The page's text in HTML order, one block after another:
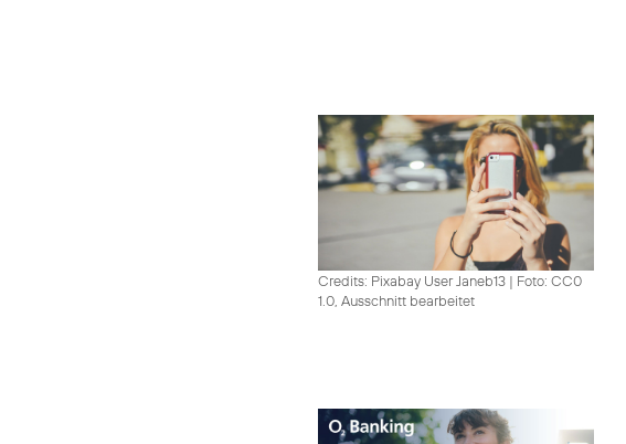
Credits: Pixabay User Janeb13 | Foto: CC0
1.0, Ausschnitt bearbeitet